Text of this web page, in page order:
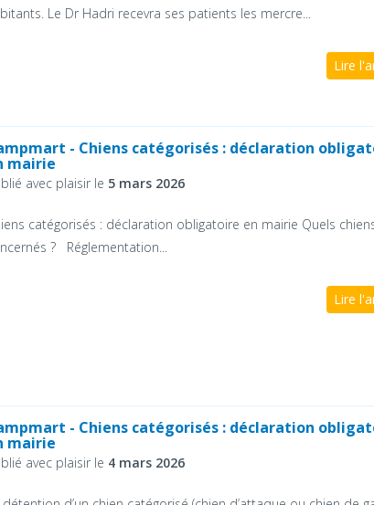
Le Dr Hadri recevra ses patients les mercre...
Lire
- Chiens catégorisés : déclaration
mairie
avec plaisir le 5 mars 2026
catégorisés : déclaration obligatoire en mairie Quels
? Réglementation...
Lire
- Chiens catégorisés : déclaration
mairie
avec plaisir le 4 mars 2026